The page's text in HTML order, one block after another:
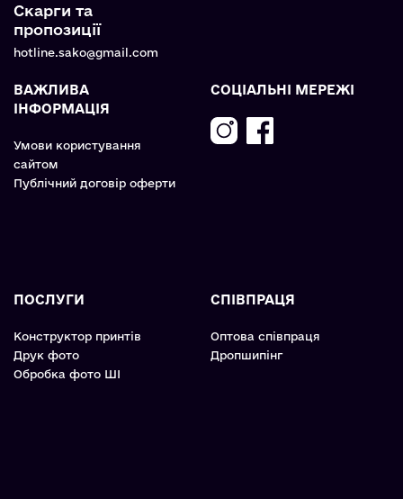
Скарги та
пропозиції
hotline.sako@gmail.com
ВАЖЛИВА
ІНФОРМАЦІЯ
Умови користування
сайтом
Публічний договір оферти
СОЦІАЛЬНІ МЕРЕЖІ
ПОСЛУГИ
Конструктор принтів
Друк фото
Обробка фото ШІ
СПІВПРАЦЯ
Оптова співпраця
Дропшипінг